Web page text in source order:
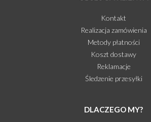
Kontakt
Realizacja zamówienia
Metody płatności
Koszt dostawy
Reklamacje
Śledzenie przesyłki
DLACZEGO MY?